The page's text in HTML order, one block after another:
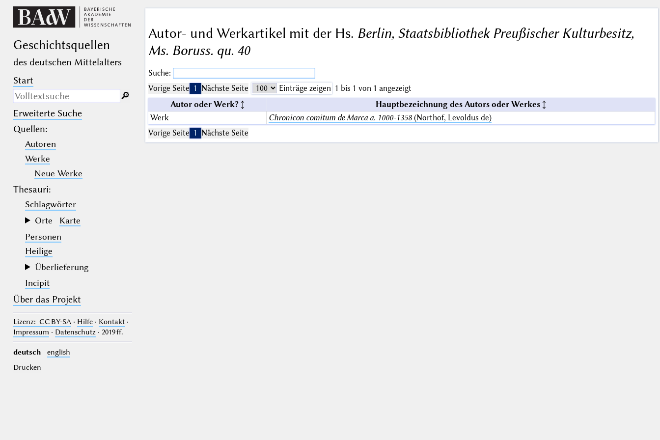
Geschichts­quellen
des deutschen Mittelalters
Start
Nur in Beschreibungs­texten
suchen
(der Unterstrich) ist Platzhalter für
genau ein Zeichen.
(das Prozentzeichen) ist Platzhalter
für kein, ein oder mehr als ein
Zeichen.
🔎︎
Erweiterte Suche
Quellen:
Autoren
Werke
Neue Werke
Thesauri:
Schlagwörter
Orte
Karte
Personen
Heilige
Überlieferung
Incipit
Über das Projekt
Lizenz: CC BY-SA· Hilfe· Kontakt·
Impressum · Datenschutz· 2019 ff.
deutsch
english
Drucken
Autor- und Werkartikel mit der Hs. Berlin, Staatsbibliothek Preußischer Kulturbesitz,
Ms. Boruss. qu. 40
Suche:
Vorige Seite 1 Nächste Seite Einträge zeigen 1 bis 1 von 1 angezeigt
Autor oder Werk?
Hauptbezeichnung des Autors oder Werkes
Werk
Chronicon comitum de Marca a. 1000-1358(Northof, Levoldus de)
Vorige Seite 1 Nächste Seite